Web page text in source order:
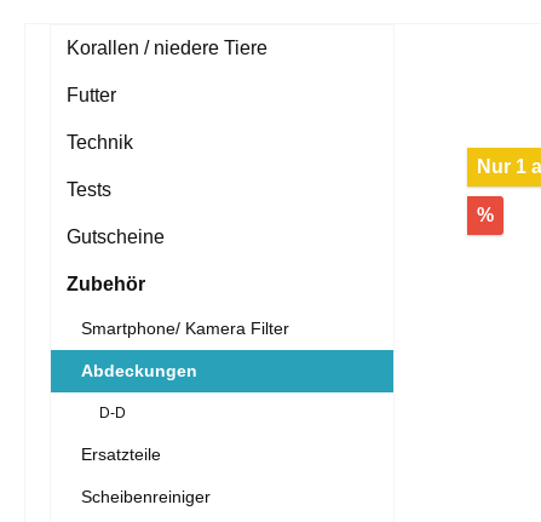
Korallen / niedere Tiere
Futter
Technik
Tests
Gutscheine
Zubehör
Smartphone/ Kamera Filter
Abdeckungen
D-D
Ersatzteile
Scheibenreiniger
Nur 1
%